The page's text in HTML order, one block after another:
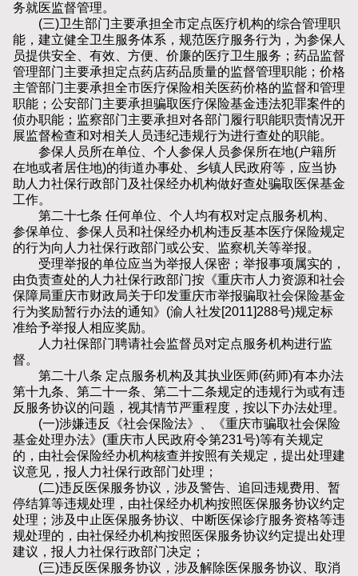
务就医监督管理。
(三)卫生部门主要承担全市定点医疗机构的综合管理职
能，建立健全卫生服务体系，规范医疗服务行为，为参保人
员提供安全、有效、方便、价廉的医疗卫生服务；药品监督
管理部门主要承担定点药店药品质量的监督管理职能；价格
主管部门主要承担全市医疗保险相关医药价格的监督和管理
职能；公安部门主要承担骗取医疗保险基金违法犯罪案件的
侦办职能；监察部门主要承担对各部门履行职能职责情况开
展监督检查和对相关人员违纪违规行为进行查处的职能。
参保人员所在单位、个人参保人员参保所在地(户籍所
在地或者居住地)的街道办事处、乡镇人民政府等，应当协
助人力社保行政部门及社保经办机构做好查处骗取医保基金
工作。
第二十七条 任何单位、个人均有权对定点服务机构、
参保单位、参保人员和社保经办机构违反基本医疗保险规定
的行为向人力社保行政部门或公安、监察机关等举报。
受理举报的单位应当为举报人保密；举报事项属实的，
由负责查处的人力社保行政部门按《重庆市人力资源和社会
保障局重庆市财政局关于印发重庆市举报骗取社会保险基金
行为奖励暂行办法的通知》(渝人社发[2011]288号)规定标
准给予举报人相应奖励。
人力社保部门聘请社会监督员对定点服务机构进行监
督。
第二十八条 定点服务机构及其执业医师(药师)有本办法
第十九条、第二十一条、第二十二条规定的违规行为或有违
反服务协议的问题，视其情节严重程度，按以下办法处理。
(一)涉嫌违反《社会保险法》、《重庆市骗取社会保险
基金处理办法》(重庆市人民政府令第231号)等有关规定
的，由社会保险经办机构核查并按照有关规定，提出处理建
议意见，报人力社保行政部门处理；
(二)违反医保服务协议，涉及警告、追回违规费用、暂
停结算等违规处理，由社保经办机构按照医保服务协议约定
处理；涉及中止医保服务协议、中断医保诊疗服务资格等违
规处理的，由社保经办机构按照医保服务协议约定提出处理
建议，报人力社保行政部门决定；
(三)违反医保服务协议，涉及解除医保服务协议、取消